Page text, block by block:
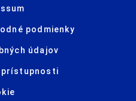
podmienky
údajov
prístupnosti